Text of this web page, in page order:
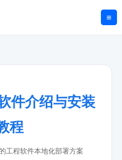
件介绍与安装
程
工程软件本地化部署方案